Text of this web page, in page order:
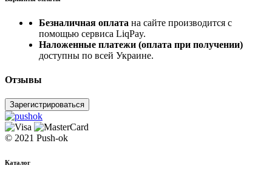
Безналичная оплата на сайте производится с
помощью сервиса LiqPay.
Наложенные платежи (оплата при получении)
доступны по всей Украине.
Отзывы
Зарегистрироваться
© 2021 Push-ok
Каталог